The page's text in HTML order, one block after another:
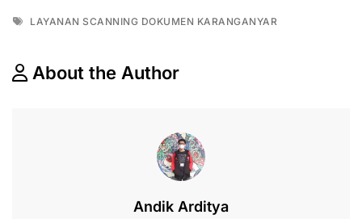
Tags
LAYANAN SCANNING DOKUMEN KARANGANYAR
About the Author
Andik Arditya